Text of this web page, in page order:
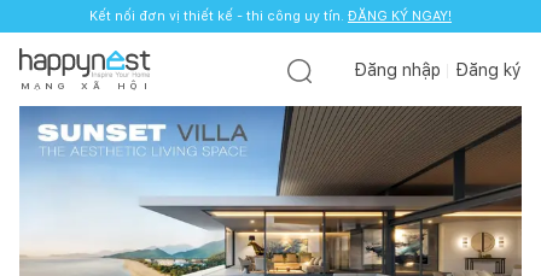
Kết nối đơn vị thiết kế - thi công uy tín. ĐĂNG KÝ NGAY!
M Ạ N G X Ã H Ộ I
Đăng nhập Đăng ký